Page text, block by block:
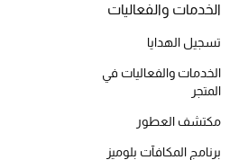
تسوقوا الحقائب
الموسم الجديد
الخدمات والفعاليات
تسجيل الهدايا
الخدمات والفعاليات في
المتجر
مكتشف العطور
برنامج المكافآت بلوميز